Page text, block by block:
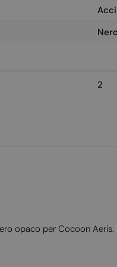
2
opaco per Cocoon